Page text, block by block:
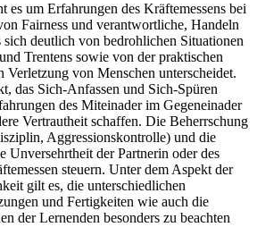
es um Erfahrungen des Kräftemessens bei
Fairness und verantwortliche, Handeln
sich deutlich von bedrohlichen Situationen
Trentens sowie von der praktischen
Verletzung von Menschen unterscheidet.
das Sich-Anfassen und Sich-Spüren
des Miteinader im Gegeneinader
Vertrautheit schaffen. Die Beherrschung
Aggressionskontrolle) und die
Unversehrtheit der Partnerin oder des
steuern. Unter dem Aspekt der
gilt es, die unterschiedlichen
und Fertigkeiten wie auch die
der Lernenden besonders zu beachten